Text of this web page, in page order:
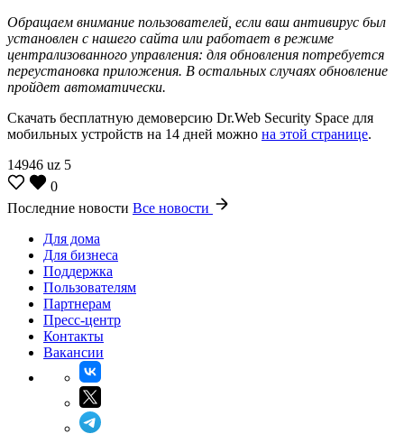
Обращаем внимание пользователей, если ваш антивирус был
установлен с нашего сайта или работает в режиме
централизованного управления: для обновления потребуется
переустановка приложения. В остальных случаях обновление
пройдет автоматически.
Скачать бесплатную демоверсию Dr.Web Security Space для
мобильных устройств на 14 дней можно на этой странице.
14946 uz 5
0
Последние новости Все новости
Для дома
Для бизнеса
Поддержка
Пользователям
Партнерам
Пресс-центр
Контакты
Вакансии